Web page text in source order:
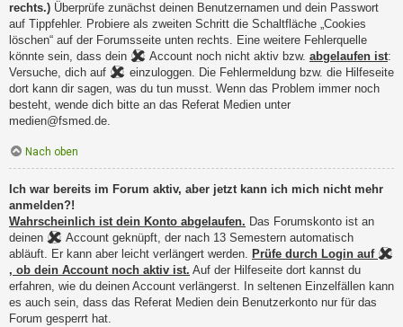
rechts.) Überprüfe zunächst deinen Benutzernamen und dein Passwort
auf Tippfehler. Probiere als zweiten Schritt die Schaltfläche „Cookies
löschen“ auf der Forumsseite unten rechts. Eine weitere Fehlerquelle
könnte sein, dass dein
Account noch nicht aktiv bzw. abgelaufen ist:
Versuche, dich auf
einzuloggen. Die Fehlermeldung bzw. die Hilfeseite
dort kann dir sagen, was du tun musst. Wenn das Problem immer noch
besteht, wende dich bitte an das Referat Medien unter
medien@fsmed.de.
Nach oben
Ich war bereits im Forum aktiv, aber jetzt kann ich mich nicht mehr
anmelden?!
Wahrscheinlich ist dein Konto abgelaufen. Das Forumskonto ist an
deinen
Account geknüpft, der nach 13 Semestern automatisch
abläuft. Er kann aber leicht verlängert werden. Prüfe durch Login auf
, ob dein Account noch aktiv ist. Auf der Hilfeseite dort kannst du
erfahren, wie du deinen Account verlängerst. In seltenen Einzelfällen kann
es auch sein, dass das Referat Medien dein Benutzerkonto nur für das
Forum gesperrt hat.